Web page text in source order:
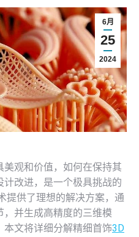
6月
25
2024
观和价值，如何在保持其
改进，是一个极具挑战的
提供了理想的解决方案，通
并生成高精度的三维模
文将详细分解精细首饰3D